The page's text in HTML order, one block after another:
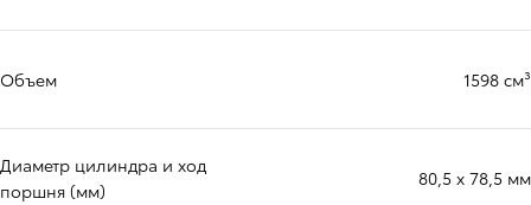
Объем 1598 см³
Диаметр цилиндра и ход
поршня (мм)
80,5 x 78,5 мм